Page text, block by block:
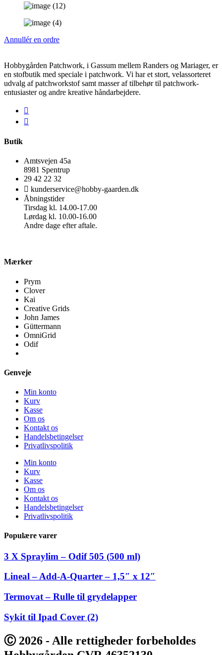
Annullér en ordre
Hobbygården Patchwork, i Gassum mellem Randers og Mariager, er
en stofbutik med speciale i patchwork. Vi har et stort, velassorteret
udvalg af patchworkstof samt masser af tilbehør til patchwork-
entusiaster og andre kreative håndarbejdere.
Butik
Amtsvejen 45a
8981 Spentrup
29 42 22 32
kunderservice@hobby-gaarden.dk
Åbningstider
Tirsdag kl. 14.00-17.00
Lørdag kl. 10.00-16.00
Andre dage efter aftale.
Mærker
Prym
Clover
Kai
Creative Grids
John James
Güttermann
OmniGrid
Odif
Genveje
Min konto
Kurv
Kasse
Om os
Kontakt os
Handelsbetingelser
Privatlivspolitik
Min konto
Kurv
Kasse
Om os
Kontakt os
Handelsbetingelser
Privatlivspolitik
Populære varer
3 X Spraylim – Odif 505 (500 ml)
Lineal – Add-A-Quarter – 1,5″ x 12″
Termovat – Rulle til grydelapper
Sykit til Ipad Cover (2)
Ⓒ 2026 - Alle rettigheder forbeholdes